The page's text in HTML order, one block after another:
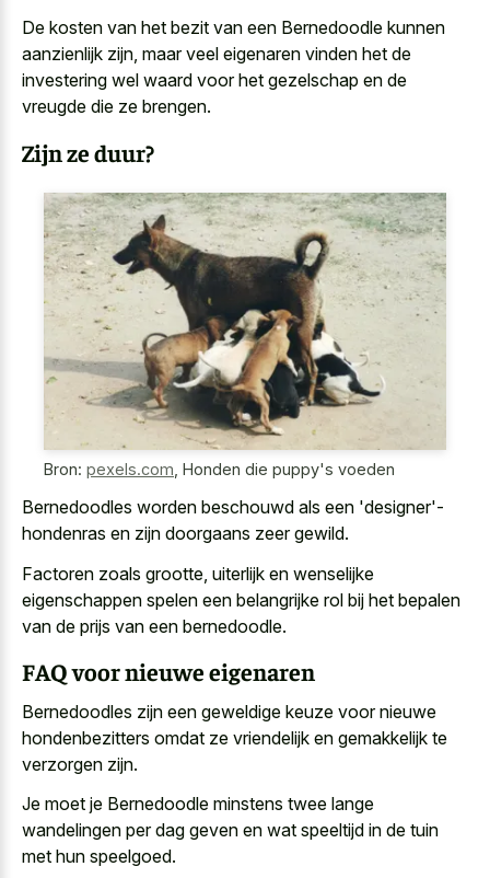
De kosten van het bezit van een Bernedoodle kunnen
aanzienlijk zijn, maar veel eigenaren vinden het de
investering wel waard voor het gezelschap en de
vreugde die ze brengen.
Zijn ze duur?
Bron: pexels.com Honden die puppy's voeden
Bernedoodles worden beschouwd als een 'designer'-
hondenras en zijn doorgaans zeer gewild.
Factoren zoals grootte, uiterlijk en wenselijke
eigenschappen spelen een belangrijke rol bij het bepalen
van de prijs van een bernedoodle.
FAQ voor nieuwe eigenaren
Bernedoodles zijn een geweldige keuze voor nieuwe
hondenbezitters omdat ze vriendelijk en gemakkelijk te
verzorgen zijn.
Je moet je Bernedoodle minstens twee lange
wandelingen per dag geven en wat speeltijd in de tuin
met hun speelgoed.